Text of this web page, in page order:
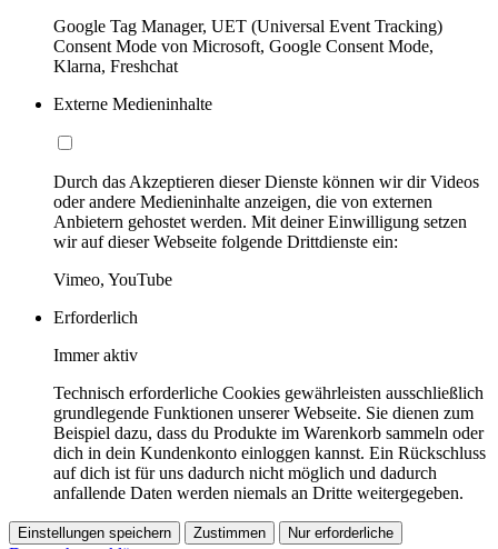
Google Tag Manager, UET (Universal Event Tracking)
Consent Mode von Microsoft, Google Consent Mode,
Klarna, Freshchat
Externe Medieninhalte
Durch das Akzeptieren dieser Dienste können wir dir Videos
oder andere Medieninhalte anzeigen, die von externen
Anbietern gehostet werden. Mit deiner Einwilligung setzen
wir auf dieser Webseite folgende Drittdienste ein:
Vimeo, YouTube
Erforderlich
Immer aktiv
Technisch erforderliche Cookies gewährleisten ausschließlich
grundlegende Funktionen unserer Webseite. Sie dienen zum
Beispiel dazu, dass du Produkte im Warenkorb sammeln oder
dich in dein Kundenkonto einloggen kannst. Ein Rückschluss
auf dich ist für uns dadurch nicht möglich und dadurch
anfallende Daten werden niemals an Dritte weitergegeben.
Einstellungen speichern Zustimmen Nur erforderliche